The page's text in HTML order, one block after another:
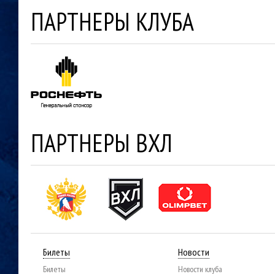
ПАРТНЕРЫ КЛУБА
ПАРТНЕРЫ ВХЛ
Билеты
Билеты
Новости
Новости клуба